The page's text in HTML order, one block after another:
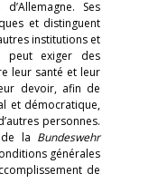
Ses
et distinguent
institutions et
peut exiger des
leur santé et leur
devoir, afin de
et démocratique,
personnes.
la Bundeswehr
générales
de